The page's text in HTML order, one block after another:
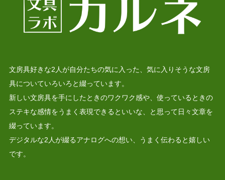
文房具好きな2人が自分たちの気に入った、気に入りそうな文房
具についていろいろと綴っています。
新しい文房具を手にしたときのワクワク感や、使っているときの
ステキな感情をうまく表現できるといいな、と思って日々文章を
綴っています。
デジタルな2人が綴るアナログへの想い、うまく伝わると嬉しい
です。